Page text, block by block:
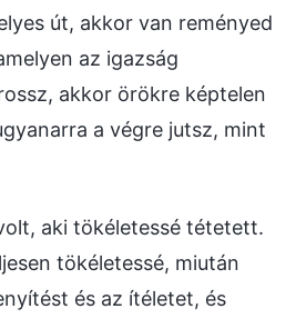
út, akkor van reményed
az igazság
akkor örökre képtelen
a végre jutsz, mint
aki tökéletessé tétetett.
tökéletessé, miután
és az ítéletet, és